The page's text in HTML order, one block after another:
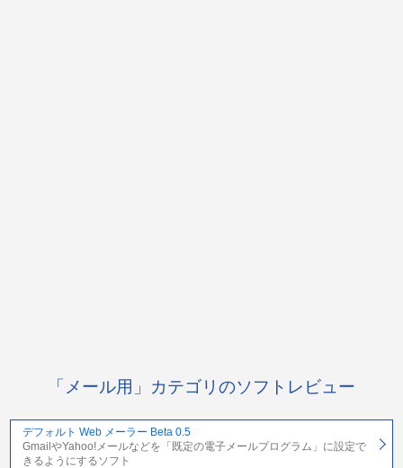
「メール用」カテゴリのソフトレビュー
デフォルト Web メーラー Beta 0.5
GmailやYahoo!メールなどを「既定の電子メールプログラム」に設定で
きるようにするソフト